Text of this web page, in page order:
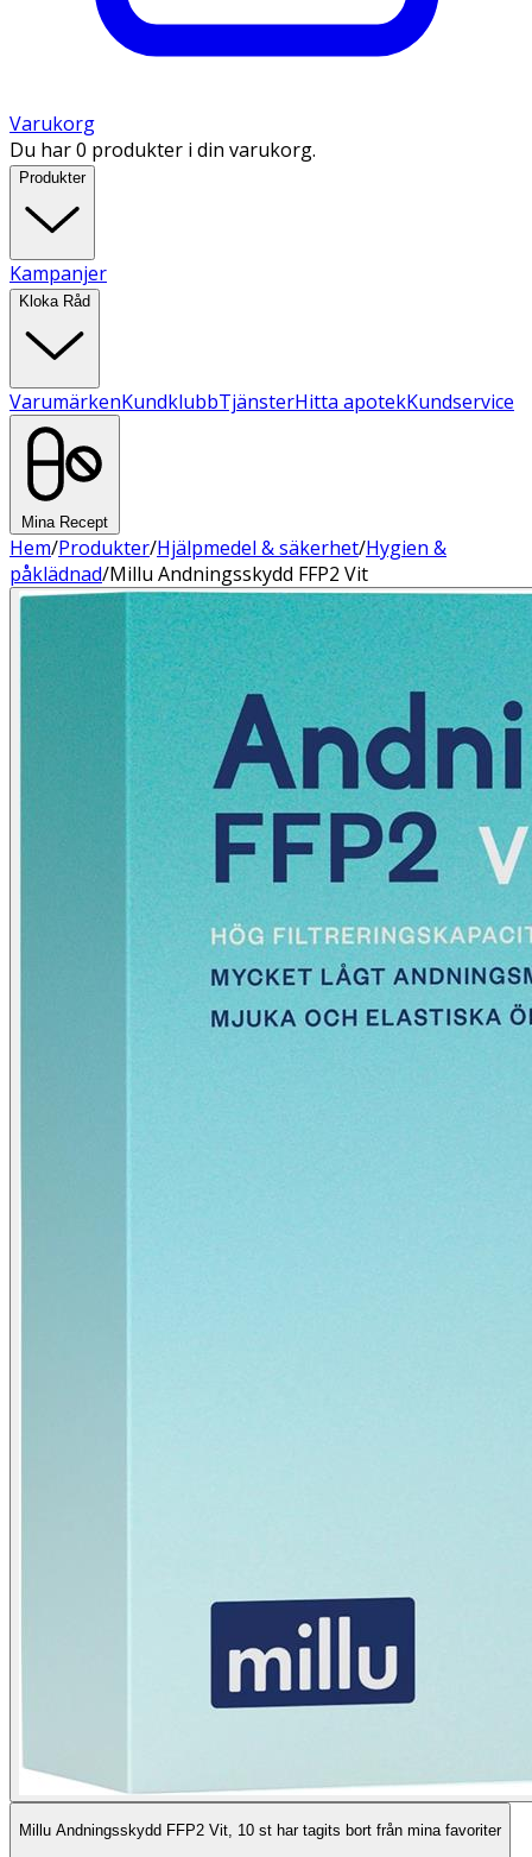
Varukorg
Du har 0 produkter i din varukorg.
Produkter
Kampanjer
Kloka Råd
VarumärkenKundklubbTjänsterHitta apotekKundservice
Mina Recept
Hem/Produkter/Hjälpmedel & säkerhet/Hygien &
påklädnad/Millu Andningsskydd FFP2 Vit
Millu Andningsskydd FFP2 Vit, 10 st har tagits bort från mina favoriter